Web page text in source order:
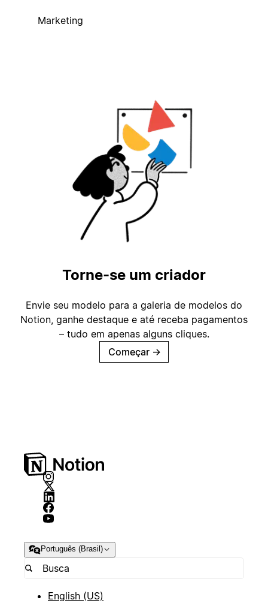
Marketing
Torne-se um criador
Envie seu modelo para a galeria de modelos do
Notion, ganhe destaque e até receba pagamentos
– tudo em apenas alguns cliques.
Começar →
Português (Brasil)
English (US)